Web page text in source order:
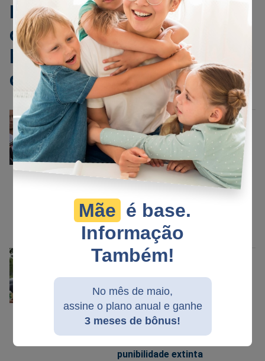
Mãe é base.
Informação
Também!
No mês de maio,
assine o plano anual e ganhe
3 meses de bônus!
Deputado petista do caso
dos 'dólares na cueca' é
homenageado pela Marinha
do Brasil
INVERSÃO DE VALORES
15/04/2022
Numa absurda inversão de
valores, Justiça condena
homem à prisão por
chamar deputado de
"Capitão Cueca"
21/08/2021
Decorridos 16 anos, caso
dos “dólares na cueca”
punibilidade extinta